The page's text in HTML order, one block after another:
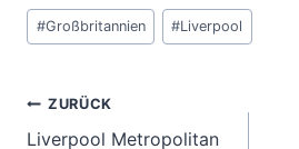
Schlagworte:
#Großbritannien #Liverpool
Beitragsnavigation
ZURÜCK
Liverpool Metropolitan